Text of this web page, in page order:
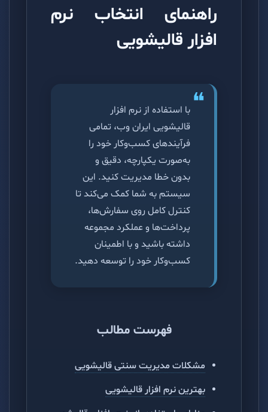
راهنمای انتخاب نرم
افزار قالیشویی
با استفاده از نرم افزار
قالیشویی ایران وب، تمامی
فرآیندهای کسب‌وکار خود را
به‌صورت یکپارچه، دقیق و
بدون خطا مدیریت کنید. این
سیستم به شما کمک می‌کند تا
کنترل کامل روی سفارش‌ها،
پرداخت‌ها و عملکرد مجموعه
داشته باشید و با اطمینان
کسب‌وکار خود را توسعه دهید.
فهرست مطالب
مشکلات مدیریت سنتی قالیشویی
بهترین نرم افزار قالیشویی